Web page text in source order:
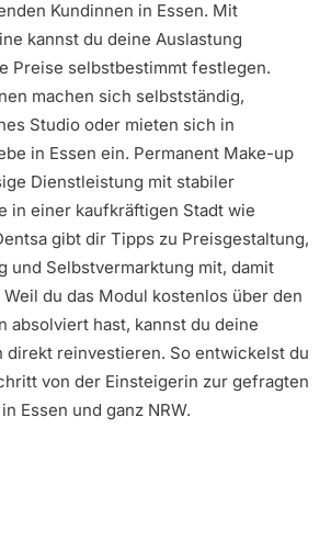
Kundinnen in Essen. Mit
kannst du deine Auslastung
Preise selbstbestimmt festlegen.
machen sich selbstständig,
Studio oder mieten sich in
in Essen ein. Permanent Make-up
Dienstleistung mit stabiler
in einer kaufkräftigen Stadt wie
gibt dir Tipps zu Preisgestaltung,
und Selbstvermarktung mit, damit
du das Modul kostenlos über den
absolviert hast, kannst du deine
direkt reinvestieren. So entwickelst du
von der Einsteigerin zur gefragten
Essen und ganz NRW.